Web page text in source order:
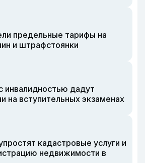
предельные тарифы на
и штрафстоянки
инвалидностью дадут
на вступительных экзаменах
кадастровые услуги и
недвижимости в